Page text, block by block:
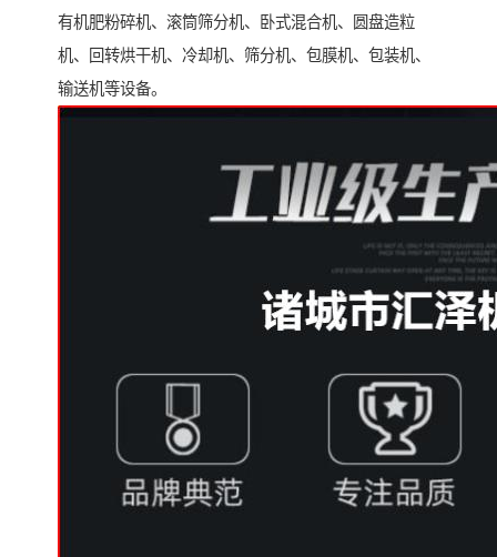
有机肥粉碎机、滚筒筛分机、卧式混合机、圆盘造粒
机、回转烘干机、冷却机、筛分机、包膜机、包装机、
输送机等设备。